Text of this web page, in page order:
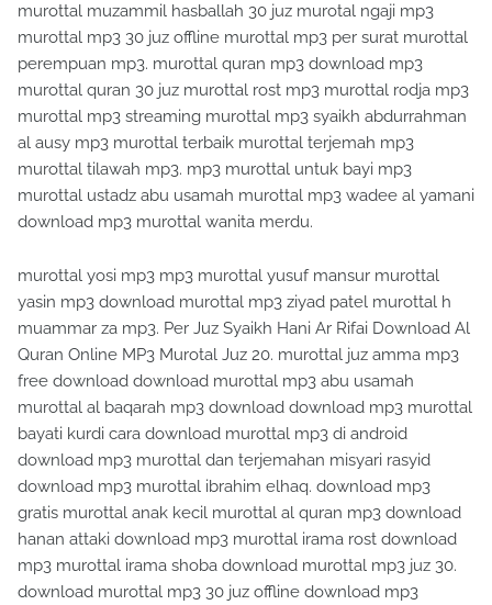
murottal muzammil hasballah 30 juz murotal ngaji mp3
murottal mp3 30 juz offline murottal mp3 per surat murottal
perempuan mp3. murottal quran mp3 download mp3
murottal quran 30 juz murottal rost mp3 murottal rodja mp3
murottal mp3 streaming murottal mp3 syaikh abdurrahman
al ausy mp3 murottal terbaik murottal terjemah mp3
murottal tilawah mp3. mp3 murottal untuk bayi mp3
murottal ustadz abu usamah murottal mp3 wadee al yamani
download mp3 murottal wanita merdu.
murottal yosi mp3 mp3 murottal yusuf mansur murottal
yasin mp3 download murottal mp3 ziyad patel murottal h
muammar za mp3. Per Juz Syaikh Hani Ar Rifai Download Al
Quran Online MP3 Murotal Juz 20. murottal juz amma mp3
free download download murottal mp3 abu usamah
murottal al baqarah mp3 download download mp3 murottal
bayati kurdi cara download murottal mp3 di android
download mp3 murottal dan terjemahan misyari rasyid
download mp3 murottal ibrahim elhaq. download mp3
gratis murottal anak kecil murottal al quran mp3 download
hanan attaki download mp3 murottal irama rost download
mp3 murottal irama shoba download murottal mp3 juz 30.
download murottal mp3 30 juz offline download mp3